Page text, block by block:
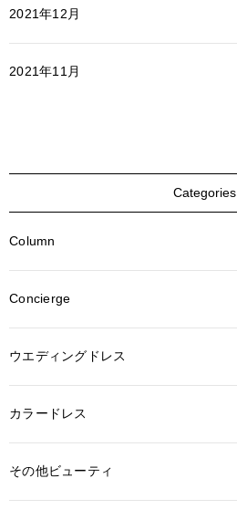
2021年12月
2021年11月
Categories
Column
Concierge
ウエディングドレス
カラードレス
その他ビューティ